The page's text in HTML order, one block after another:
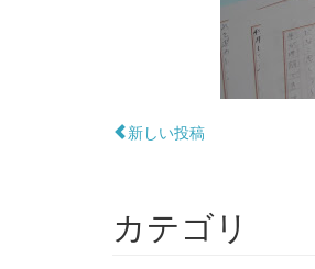
新しい投稿
カテゴリ